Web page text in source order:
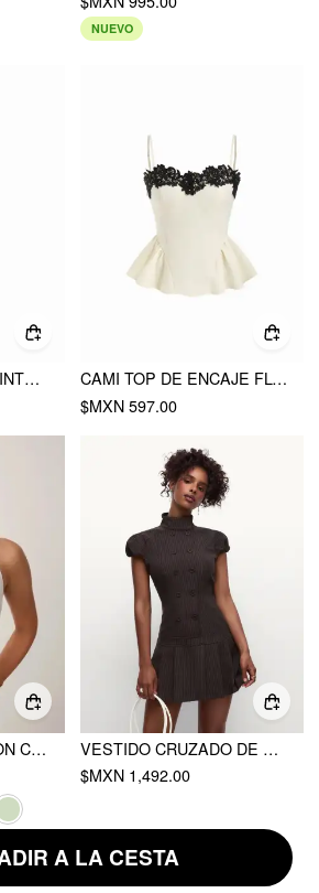
A LA CESTA
NUEVO
OVEROLES DENIM CINTURA BAJA OVERSIZED BORDADO PIERNA BARRIL
CAMI TOP DE ENCAJE FLORAL CON ESCOTE CORAZÓN Y DOBLADILLO PEPLUM CONTRASTANTE
$MXN 597.00
BLUSA FRUNCIDA CON CUELLO HALTER DE JACQUARD DE ALGODÓN
VESTIDO CRUZADO DE RAYAS CLASIFICADO
$MXN 1,492.00